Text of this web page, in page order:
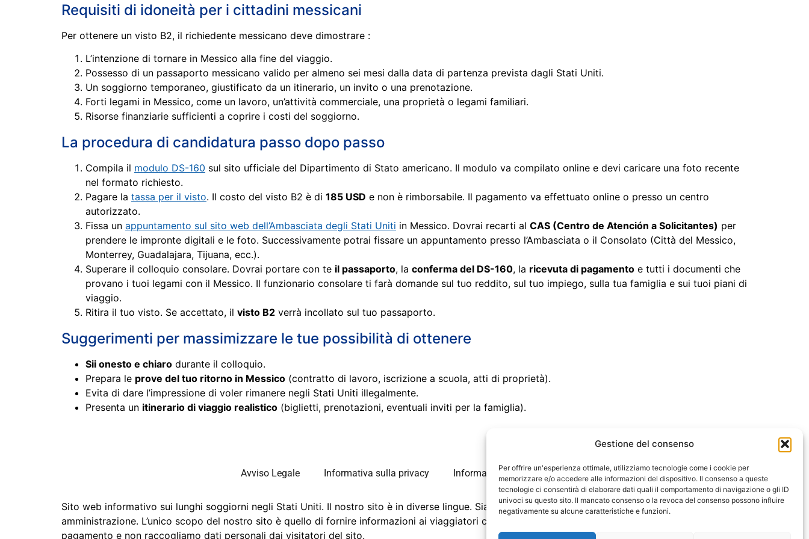
Gestione del consenso
Per offrire un'esperienza ottimale, utilizziamo tecnologie come i cookie per
memorizzare e/o accedere alle informazioni del dispositivo. Il consenso a queste
tecnologie ci consentirà di elaborare dati quali il comportamento di navigazione o gli ID
univoci su questo sito. Il mancato consenso o la revoca del consenso possono influire
negativamente su alcune caratteristiche e funzioni.
Requisiti di idoneità per i cittadini messicani
Per ottenere un visto B2, il richiedente messicano deve dimostrare :
L’intenzione di tornare in Messico alla fine del viaggio.
Possesso di un passaporto messicano valido per almeno sei mesi dalla data di partenza prevista dagli Stati Uniti.
Un soggiorno temporaneo, giustificato da un itinerario, un invito o una prenotazione.
Forti legami in Messico, come un lavoro, un’attività commerciale, una proprietà o legami familiari.
Risorse finanziarie sufficienti a coprire i costi del soggiorno.
La procedura di candidatura passo dopo passo
Compila il modulo DS-160 sul sito ufficiale del Dipartimento di Stato americano. Il modulo va compilato online e devi caricare una foto recente
nel formato richiesto.
Pagare la tassa per il visto. Il costo del visto B2 è di 185 USD e non è rimborsabile. Il pagamento va effettuato online o presso un centro
autorizzato.
Fissa un appuntamento sul sito web dell’Ambasciata degli Stati Uniti in Messico. Dovrai recarti al CAS (Centro de Atención a Solicitantes) per
prendere le impronte digitali e le foto. Successivamente potrai fissare un appuntamento presso l’Ambasciata o il Consolato (Città del Messico,
Monterrey, Guadalajara, Tijuana, ecc.).
Superare il colloquio consolare. Dovrai portare con te il passaporto, la conferma del DS-160, la ricevuta di pagamento e tutti i documenti che
provano i tuoi legami con il Messico. Il funzionario consolare ti farà domande sul tuo reddito, sul tuo impiego, sulla tua famiglia e sui tuoi piani di
viaggio.
Ritira il tuo visto. Se accettato, il visto B2 verrà incollato sul tuo passaporto.
Suggerimenti per massimizzare le tue possibilità di ottenere
Sii onesto e chiaro durante il colloquio.
Prepara le prove del tuo ritorno in Messico (contratto di lavoro, iscrizione a scuola, atti di proprietà).
Evita di dare l’impressione di voler rimanere negli Stati Uniti illegalmente.
Presenta un itinerario di viaggio realistico (biglietti, prenotazioni, eventuali inviti per la famiglia).
Avviso Legale Informativa sulla privacy Informativa sui cookie (UE)
Sito web informativo sui lunghi soggiorni negli Stati Uniti. Il nostro sito è in diverse lingue. Siamo un portale di informazione indipendente da qualsiasi
amministrazione. L’unico scopo del nostro sito è quello di fornire informazioni ai viaggiatori che si recano negli Stati Uniti. Non offriamo servizi a
pagamento e non raccogliamo dati personali dai visitatori del sito.